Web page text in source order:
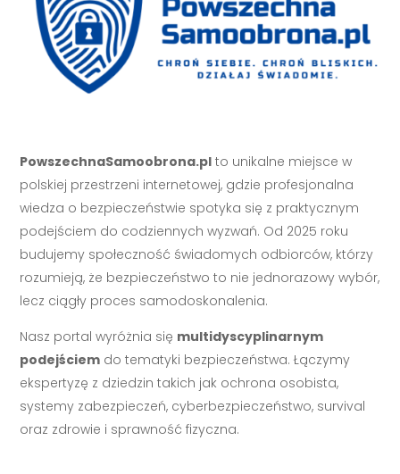
PowszechnaSamoobrona.pl to unikalne miejsce w
polskiej przestrzeni internetowej, gdzie profesjonalna
wiedza o bezpieczeństwie spotyka się z praktycznym
podejściem do codziennych wyzwań. Od 2025 roku
budujemy społeczność świadomych odbiorców, którzy
rozumieją, że bezpieczeństwo to nie jednorazowy wybór,
lecz ciągły proces samodoskonalenia.
Nasz portal wyróżnia się multidyscyplinarnym
podejściem do tematyki bezpieczeństwa. Łączymy
ekspertyzę z dziedzin takich jak ochrona osobista,
systemy zabezpieczeń, cyberbezpieczeństwo, survival
oraz zdrowie i sprawność fizyczna.